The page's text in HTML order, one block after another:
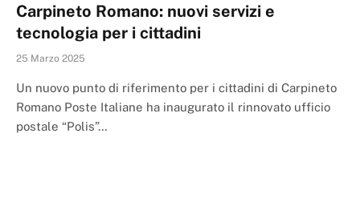
Carpineto Romano: nuovi servizi e
tecnologia per i cittadini
25 Marzo 2025
Un nuovo punto di riferimento per i cittadini di Carpineto
Romano Poste Italiane ha inaugurato il rinnovato ufficio
postale “Polis”…